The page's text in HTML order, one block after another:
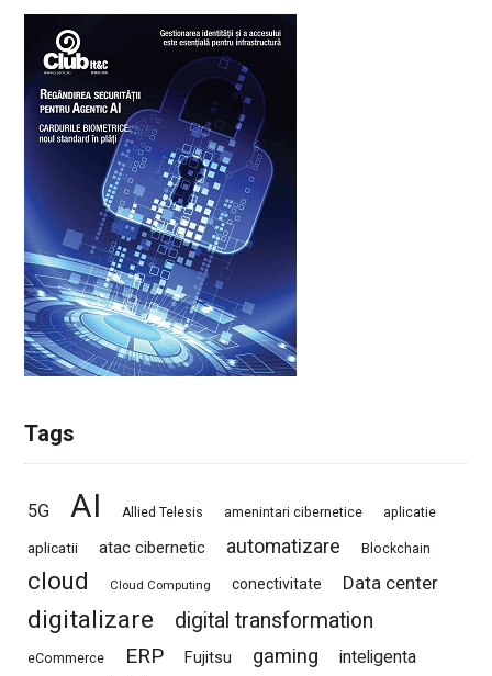
Tags
5G AI Allied Telesis amenintari cibernetice aplicatie
aplicatii atac cibernetic automatizare Blockchain
cloud Cloud Computing conectivitate Data center
digitalizare digital transformation
eCommerce ERP Fujitsu gaming
inteligenta